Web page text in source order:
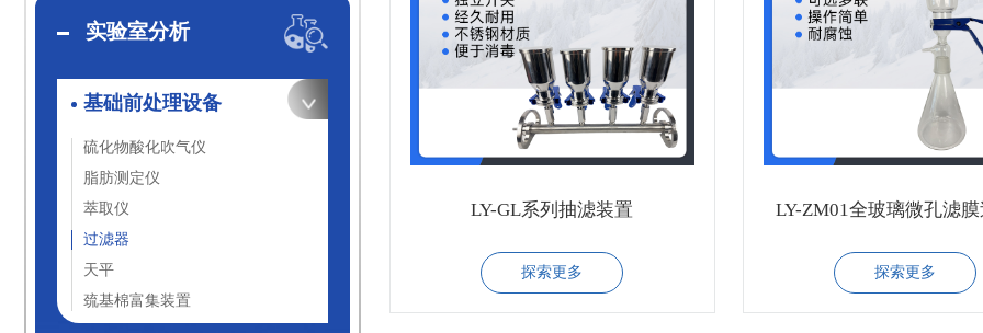
实验室分析
基础前处理设备
硫化物酸化吹气仪
脂肪测定仪
萃取仪
过滤器
天平
巯基棉富集装置
LY-GL系列抽滤装置
探索更多
LY-ZM01全玻璃微孔滤
探索更多